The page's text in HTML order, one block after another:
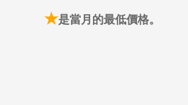
★是當月的最低價格。